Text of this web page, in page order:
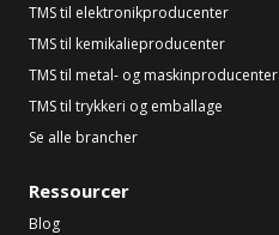
TMS til elektronikproducenter
TMS til kemikalieproducenter
TMS til metal- og maskinproducenter
TMS til trykkeri og emballage
Se alle brancher
Ressourcer
Blog